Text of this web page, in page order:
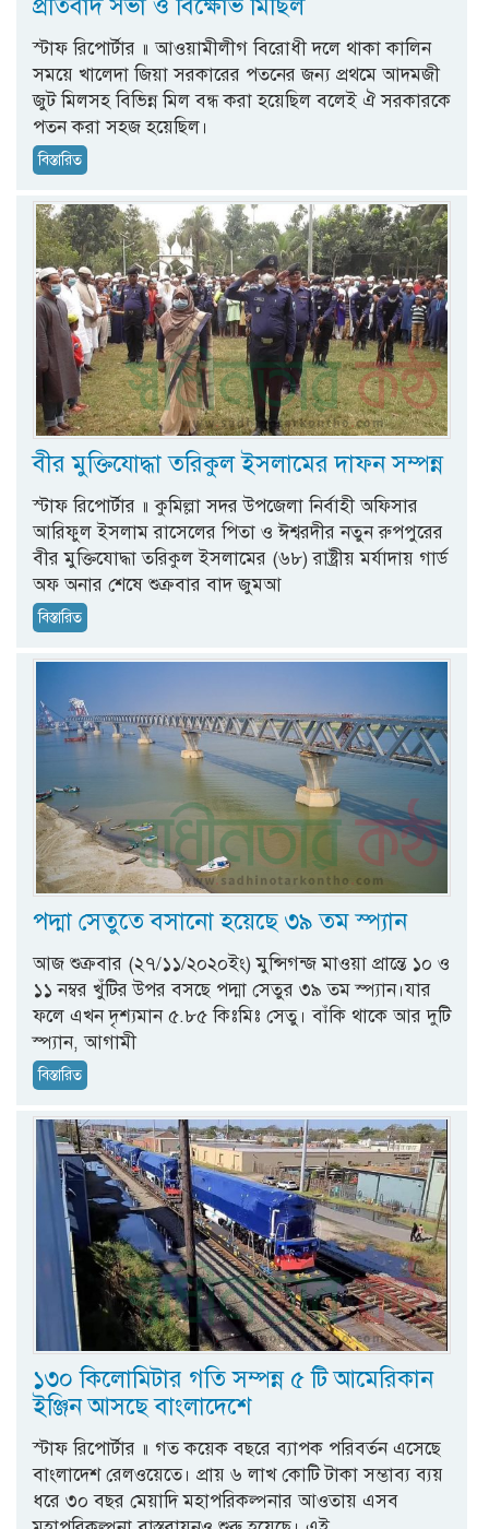
প্রতিবাদ সভা ও বিক্ষোভ মিছিল
স্টাফ রিপোর্টার ॥ আওয়ামীলীগ বিরোধী দলে থাকা কালিন
সময়ে খালেদা জিয়া সরকারের পতনের জন্য প্রথমে আদমজী
জুট মিলসহ বিভিন্ন মিল বন্ধ করা হয়েছিল বলেই ঐ সরকারকে
পতন করা সহজ হয়েছিল।
বিস্তারিত
বীর মুক্তিযোদ্ধা তরিকুল ইসলামের দাফন সম্পন্ন
স্টাফ রিপোর্টার ॥ কুমিল্লা সদর উপজেলা নির্বাহী অফিসার
আরিফুল ইসলাম রাসেলের পিতা ও ঈশ্বরদীর নতুন রুপপুরের
বীর মুক্তিযোদ্ধা তরিকুল ইসলামের (৬৮) রাষ্ট্রীয় মর্যাদায় গার্ড
অফ অনার শেষে শুক্রবার বাদ জুমআ
বিস্তারিত
পদ্মা সেতুতে বসানো হয়েছে ৩৯ তম স্প্যান
আজ শুক্রবার (২৭/১১/২০২০ইং) মুন্সিগন্জ মাওয়া প্রান্তে ১০ ও
১১ নম্বর খুঁটির উপর বসছে পদ্মা সেতুর ৩৯ তম স্প্যান।যার
ফলে এখন দৃশ্যমান ৫.৮৫ কিঃমিঃ সেতু। বাঁকি থাকে আর দুটি
স্প্যান, আগামী
বিস্তারিত
১৩০ কিলোমিটার গতি সম্পন্ন ৫ টি আমেরিকান
ইঞ্জিন আসছে বাংলাদেশে
স্টাফ রিপোর্টার ॥ গত কয়েক বছরে ব্যাপক পরিবর্তন এসেছে
বাংলাদেশ রেলওয়েতে। প্রায় ৬ লাখ কোটি টাকা সম্ভাব্য ব্যয়
ধরে ৩০ বছর মেয়াদি মহাপরিকল্পনার আওতায় এসব